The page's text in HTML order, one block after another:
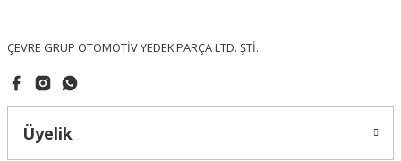
ÇEVRE GRUP OTOMOTİV YEDEK PARÇA LTD. ŞTİ.
Üyelik